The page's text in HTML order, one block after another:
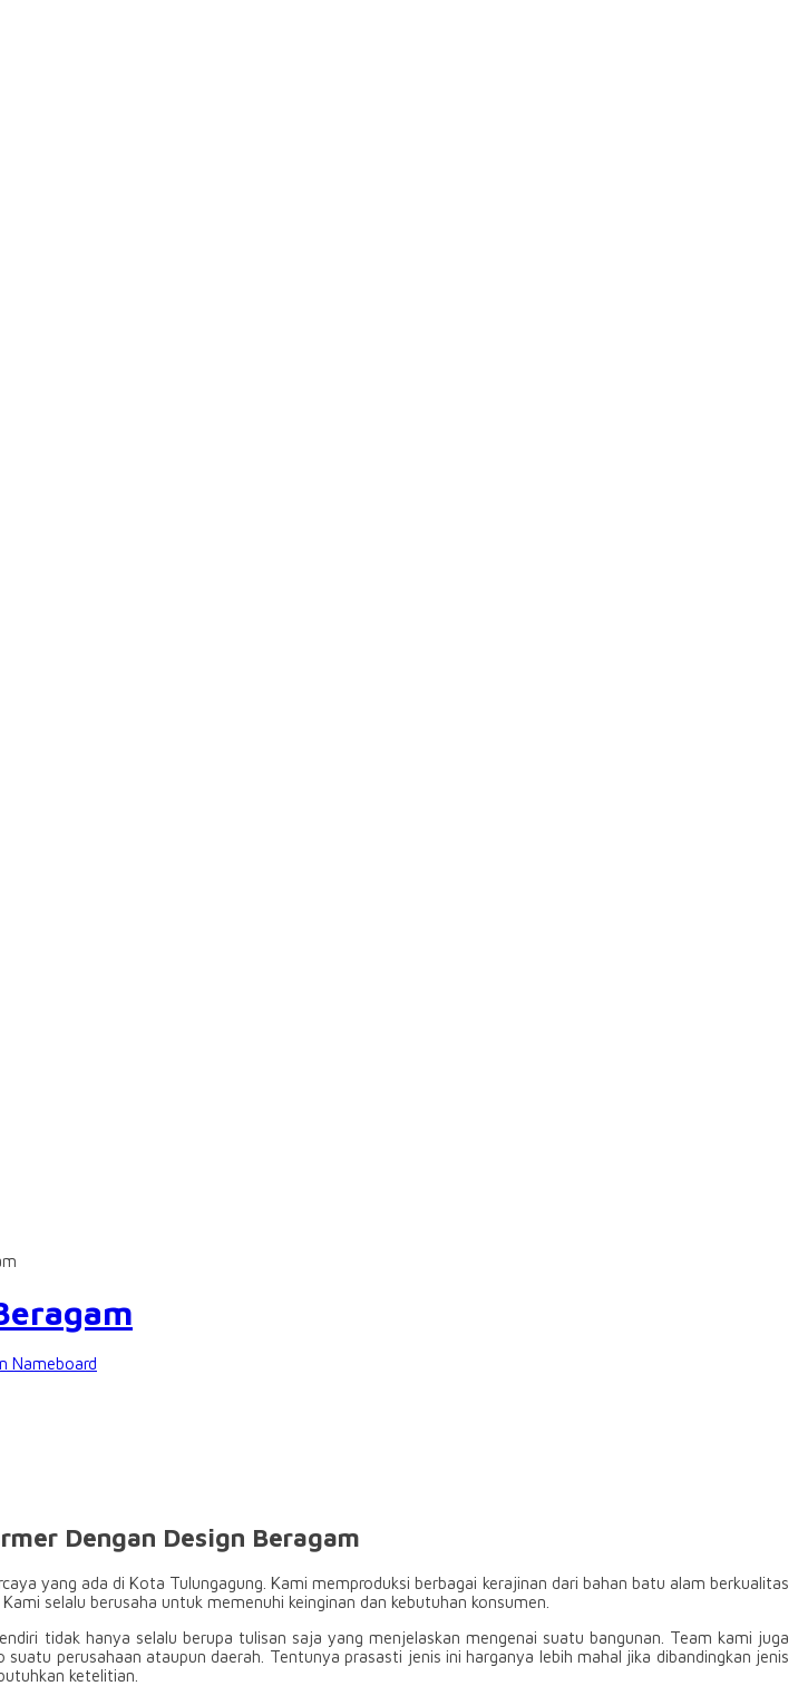
Nameboard
Dengan Design Beragam
yang ada di Kota Tulungagung. Kami memproduksi berbagai kerajinan dari bahan batu alam berkualitas
selalu berusaha untuk memenuhi keinginan dan kebutuhan konsumen.
tidak hanya selalu berupa tulisan saja yang menjelaskan mengenai suatu bangunan. Team kami juga
perusahaan ataupun daerah. Tentunya prasasti jenis ini harganya lebih mahal jika dibandingkan jenis
ketelitian.